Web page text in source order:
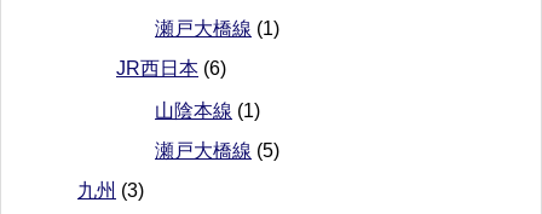
瀬戸大橋線 (1)
JR西日本 (6)
山陰本線 (1)
瀬戸大橋線 (5)
九州 (3)